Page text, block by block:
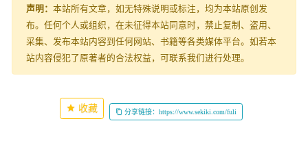
声明： 本站所有文章，如无特殊说明或标注，均为本站原创发
布。任何个人或组织，在未征得本站同意时，禁止复制、盗用、
采集、发布本站内容到任何网站、书籍等各类媒体平台。如若本
站内容侵犯了原著者的合法权益，可联系我们进行处理。
收藏 分享链接：https://www.sekiki.com/fuli